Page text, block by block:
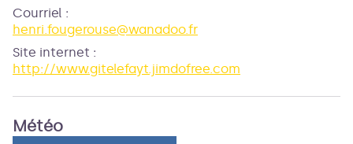
Courriel :
henri.fougerouse@wanadoo.fr
Site internet :
http://www.gitelefayt.jimdofree.com
Météo